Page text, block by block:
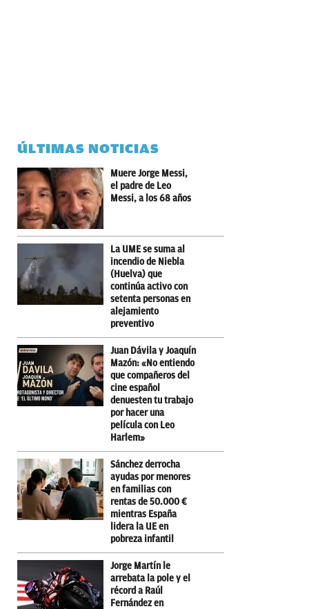
ÚLTIMAS NOTICIAS
Muere Jorge Messi,
el padre de Leo
Messi, a los 68 años
La UME se suma al
incendio de Niebla
(Huelva) que
continúa activo con
setenta personas en
alejamiento
preventivo
Juan Dávila y Joaquín
Mazón: «No entiendo
que compañeros del
cine español
denuesten tu trabajo
por hacer una
película con Leo
Harlem»
Sánchez derrocha
ayudas por menores
en familias con
rentas de 50.000 €
mientras España
lidera la UE en
pobreza infantil
Jorge Martín le
arrebata la pole y el
récord a Raúl
Fernández en